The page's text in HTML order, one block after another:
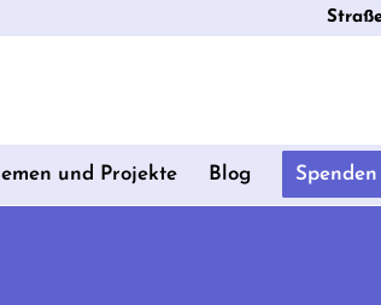
und Projekte Blog Spenden